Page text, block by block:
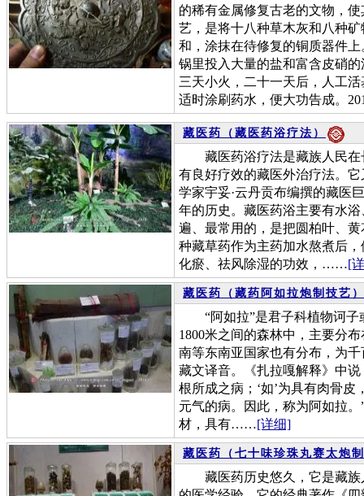
的稀有金属修复古老的文物，
艺，是将十八种草木灰和八种
和，涂抹在待修复的铜质器件
锅里投入大量的盐和富含皮硝
三天小火，二十一天后，人工
适时涂刷药水，便大功告成。
藏医药（藏医药浴疗法）
藏医药浴疗法是藏族人民在
有良好疗效的藏医外治疗法。
学家宇妥·云丹贡布编撰的藏医
年的历史。藏医药浴主要有水
遍、最常用的，是把圆柏叶、
种藏草药作为主药加水熬煮后
化瘀、祛风除湿的功效，……[
藏医药（藏药阿如拉炮制技艺）
“阿如拉”是君子科植物诃子
1800米之间的森林中，主要分
南等东南亚国家也有分布，为
藏文译音。《扎拉嘎解释》中说
根所成之病；‘如’为具有肉骨皮
元气的病。因此，称为阿如拉
材，具有……[详细]
藏医药（七十味珍珠丸赛太炮
藏医药历史悠久，它是藏族